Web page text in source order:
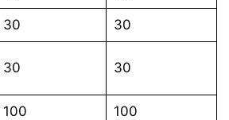
30 30
30 30
100 100